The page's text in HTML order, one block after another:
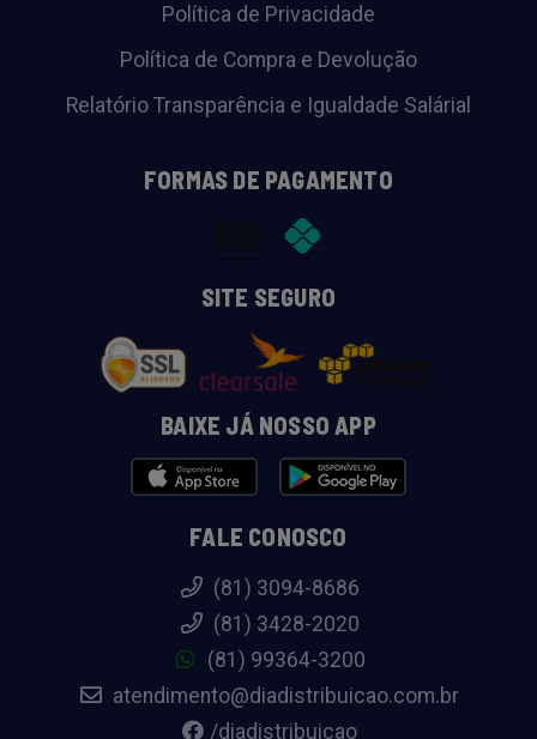
Política de Privacidade
Política de Compra e Devolução
Relatório Transparência e Igualdade Salárial
FORMAS DE PAGAMENTO
SITE SEGURO
BAIXE JÁ NOSSO APP
FALE CONOSCO
(81) 3094-8686
(81) 3428-2020
(81) 99364-3200
atendimento@diadistribuicao.com.br
/diadistribuicao